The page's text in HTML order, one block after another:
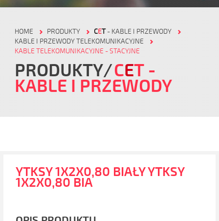
HOME PRODUKTY CET- KABLE I PRZEWODY
KABLE I PRZEWODY TELEKOMUNIKACYJNE
KABLE TELEKOMUNIKACYJNE - STACYJNE
PRODUKTY CET -
KABLE I PRZEWODY
YTKSY 1X2X0,80 BIAŁY YTKSY
1X2X0,80 BIA